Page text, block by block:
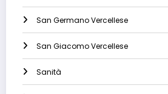
San Germano Vercellese
San Giacomo Vercellese
Sanità